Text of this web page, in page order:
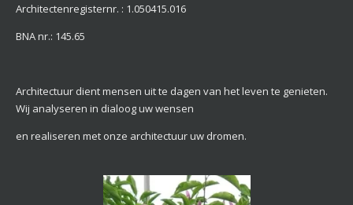
Architectenregisternr. : 1.050415.016
BNA nr.: 145.65
Architectuur dient mensen uit te dagen van het leven te genieten.
Wij analyseren in dialoog uw wensen
en realiseren met onze architectuur uw dromen.